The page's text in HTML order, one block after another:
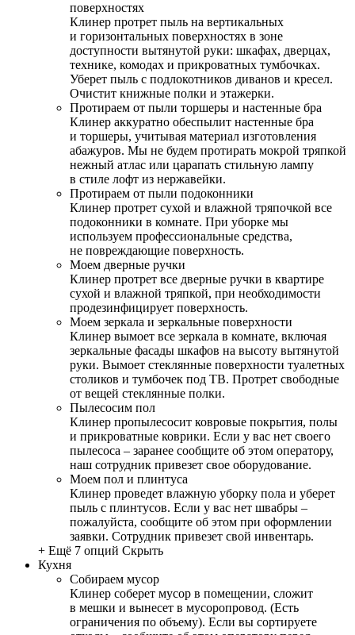
поверхностях
Клинер протрет пыль на вертикальных
и горизонтальных поверхностях в зоне
доступности вытянутой руки: шкафах, дверцах,
технике, комодах и прикроватных тумбочках.
Уберет пыль с подлокотников диванов и кресел.
Очистит книжные полки и этажерки.
Протираем от пыли торшеры и настенные бра
Клинер аккуратно обеспылит настенные бра
и торшеры, учитывая материал изготовления
абажуров. Мы не будем протирать мокрой тряпкой
нежный атлас или царапать стильную лампу
в стиле лофт из нержавейки.
Протираем от пыли подоконники
Клинер протрет сухой и влажной тряпочкой все
подоконники в комнате. При уборке мы
используем профессиональные средства,
не повреждающие поверхность.
Моем дверные ручки
Клинер протрет все дверные ручки в квартире
сухой и влажной тряпкой, при необходимости
продезинфицирует поверхность.
Моем зеркала и зеркальные поверхности
Клинер вымоет все зеркала в комнате, включая
зеркальные фасады шкафов на высоту вытянутой
руки. Вымоет стеклянные поверхности туалетных
столиков и тумбочек под ТВ. Протрет свободные
от вещей стеклянные полки.
Пылесосим пол
Клинер пропылесосит ковровые покрытия, полы
и прикроватные коврики. Если у вас нет своего
пылесоса – заранее сообщите об этом оператору,
наш сотрудник привезет свое оборудование.
Моем пол и плинтуса
Клинер проведет влажную уборку пола и уберет
пыль с плинтусов. Если у вас нет швабры –
пожалуйста, сообщите об этом при оформлении
заявки. Сотрудник привезет свой инвентарь.
+ Ещё 7 опций Скрыть
Кухня
Собираем мусор
Клинер соберет мусор в помещении, сложит
в мешки и вынесет в мусоропровод. (Есть
ограничения по объему). Если вы сортируете